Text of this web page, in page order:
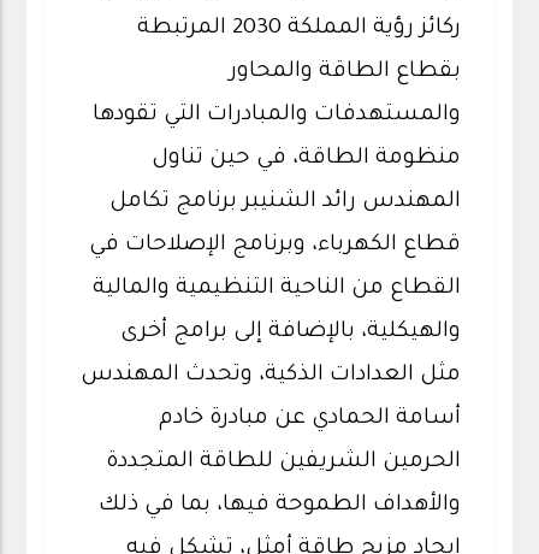
ركائز رؤية المملكة 2030 المرتبطة
بقطاع الطاقة والمحاور
والمستهدفات والمبادرات التي تقودها
منظومة الطاقة، في حين تناول
المهندس رائد الشنيبر برنامج تكامل
قطاع الكهرباء، وبرنامج الإصلاحات في
القطاع من الناحية التنظيمية والمالية
والهيكلية، بالإضافة إلى برامج أخرى
مثل العدادات الذكية، وتحدث المهندس
أسامة الحمادي عن مبادرة خادم
الحرمين الشريفين للطاقة المتجددة
والأهداف الطموحة فيها، بما في ذلك